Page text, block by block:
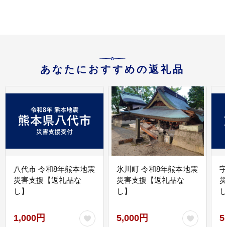
あなたにおすすめの返礼品
八代市 令和8年熊本地震
災害支援【返礼品な
し】
1,000円
氷川町 令和8年熊本地震
災害支援【返礼品な
し】
5,000円